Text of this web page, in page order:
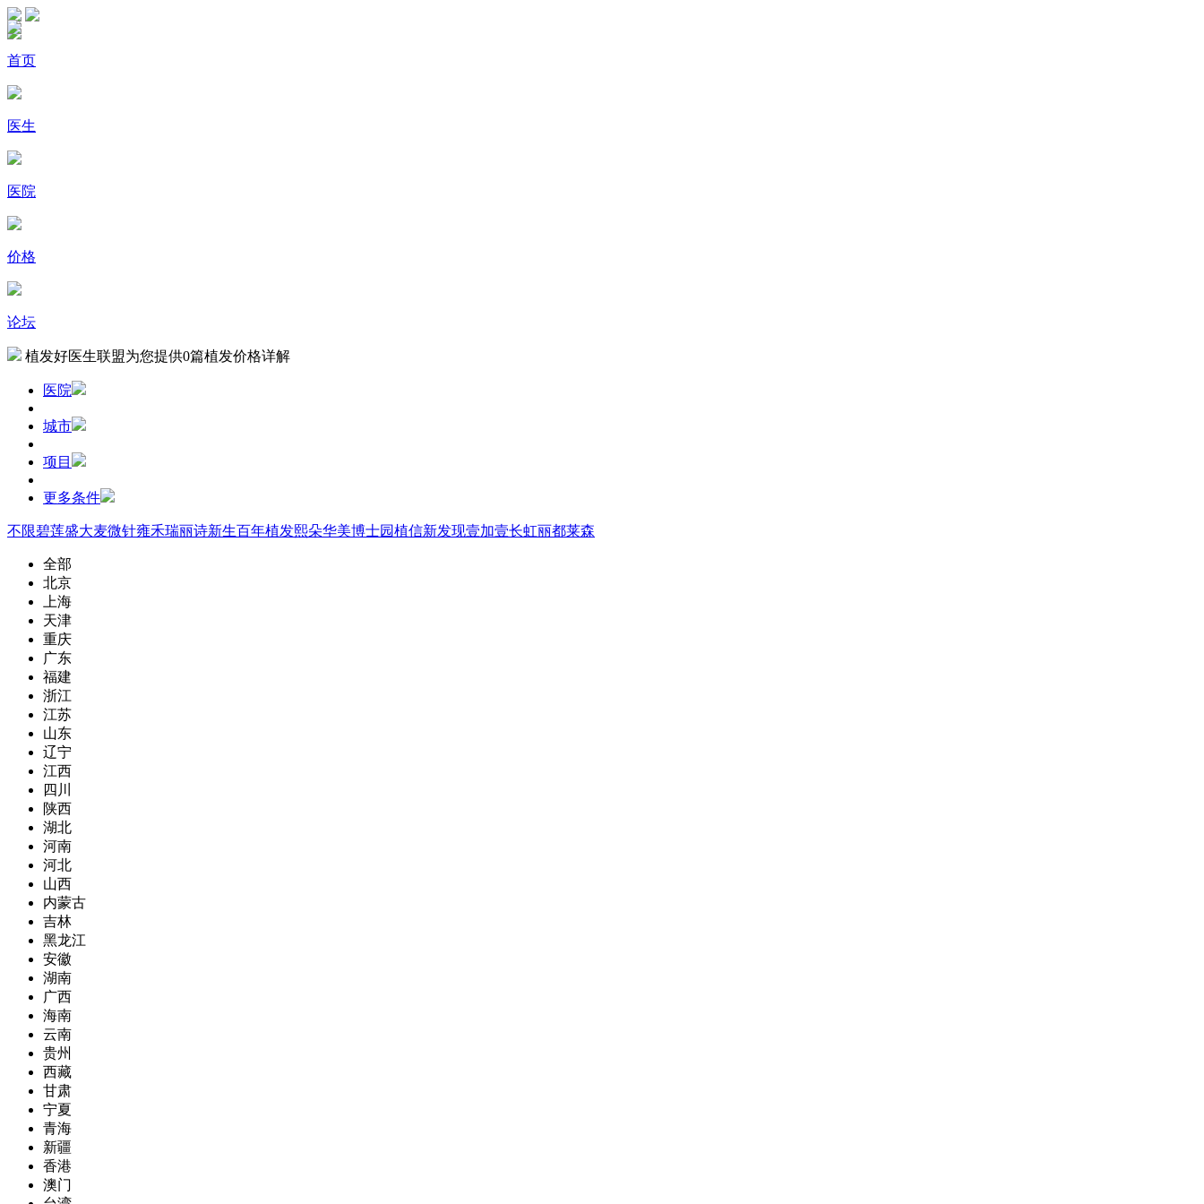
首页
医生
医院
价格
论坛
植发好医生联盟为您提供0篇植发价格详解
医院
城市
项目
更多条件
不限碧莲盛大麦微针雍禾瑞丽诗新生百年植发熙朵华美博士园植信新发现壹加壹长虹丽都莱森
全部
北京
上海
天津
重庆
广东
福建
浙江
江苏
山东
辽宁
江西
四川
陕西
湖北
河南
河北
山西
内蒙古
吉林
黑龙江
安徽
湖南
广西
海南
云南
贵州
西藏
甘肃
宁夏
青海
新疆
香港
澳门